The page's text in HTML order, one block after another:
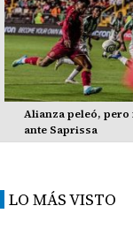
Alianza peleó, pero
ante Saprissa
LO MÁS VISTO